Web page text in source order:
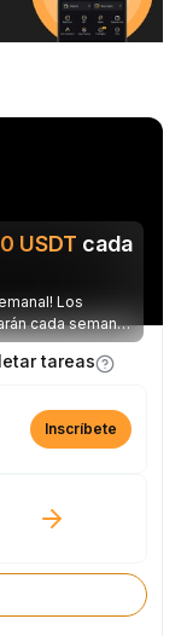
USDT cada
Los
cada semana
tareas
Inscríbete